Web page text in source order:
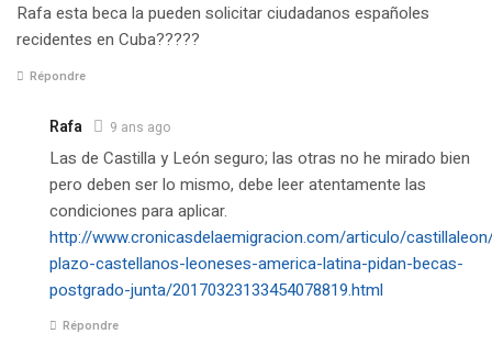
Rafa esta beca la pueden solicitar ciudadanos españoles
recidentes en Cuba?????
Répondre
Rafa 9 ans ago
Las de Castilla y León seguro; las otras no he mirado bien
pero deben ser lo mismo, debe leer atentamente las
condiciones para aplicar.
http://www.cronicasdelaemigracion.com/articulo/
plazo-castellanos-leoneses-america-latina-pidan-becas-
postgrado-junta/20170323133454078819.html
Répondre